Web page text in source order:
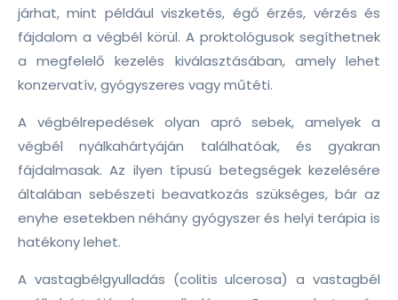
járhat, mint például viszketés, égő érzés, vérzés és
fájdalom a végbél körül. A proktológusok segíthetnek
a megfelelő kezelés kiválasztásában, amely lehet
konzervatív, gyógyszeres vagy műtéti.
A végbélrepedések olyan apró sebek, amelyek a
végbél nyálkahártyáján találhatóak, és gyakran
fájdalmasak. Az ilyen típusú betegségek kezelésére
általában sebészeti beavatkozás szükséges, bár az
enyhe esetekben néhány gyógyszer és helyi terápia is
hatékony lehet.
A vastagbélgyulladás (colitis ulcerosa) a vastagbél